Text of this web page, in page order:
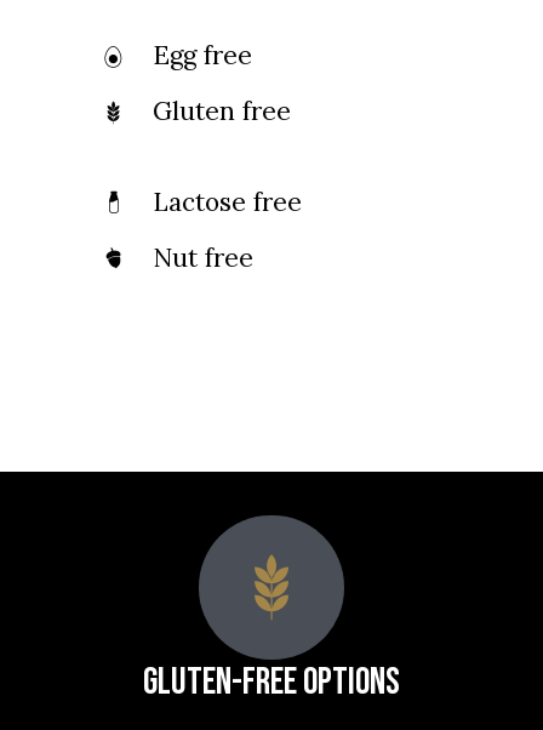
Egg free
Gluten free
Lactose free
Nut free
Gluten-Free Options